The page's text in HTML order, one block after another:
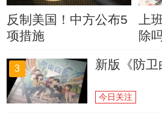
反制美国！中方公布5
项措施
上
除
3 新版《防
今日关注